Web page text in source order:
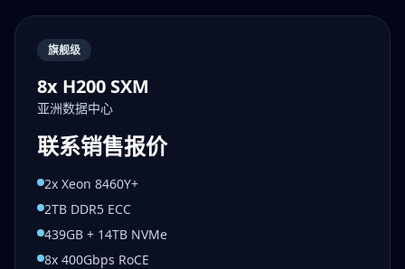
旗舰级
8x H200 SXM
亚洲数据中心
联系销售报价
2x Xeon 8460Y+
2TB DDR5 ECC
439GB + 14TB NVMe
8x 400Gbps RoCE